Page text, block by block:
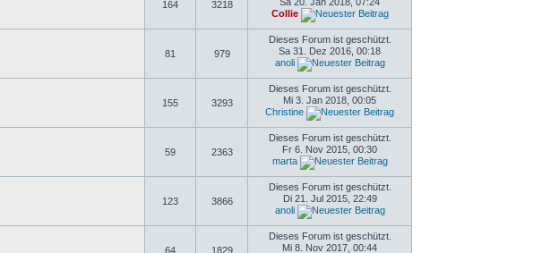
164 3218
Collie
81 979
Dieses Forum ist geschützt.
Sa 31. Dez 2016, 00:18
anoli
155 3293
Dieses Forum ist geschützt.
Mi 3. Jan 2018, 00:05
Christine
59 2363
Dieses Forum ist geschützt.
Fr 6. Nov 2015, 00:30
marta
123 3866
Dieses Forum ist geschützt.
Di 21. Jul 2015, 22:49
anoli
64 1829
Dieses Forum ist geschützt.
Mi 8. Nov 2017, 00:44